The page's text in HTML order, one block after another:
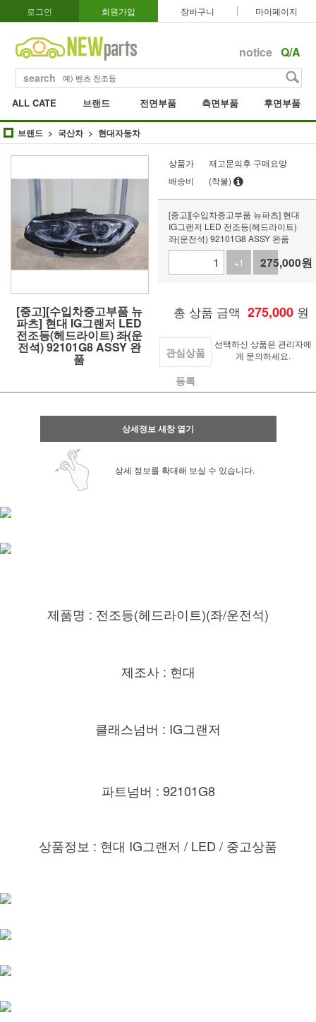
로그인 회원가입 장바구니 마이페이지
notice Q/A
search
ALL CATE 브랜드 전면부품 측면부품 후면부품
브랜드 국산차 현대자동차
[중고][수입차중고부품 뉴
파츠] 현대 IG그랜저 LED
전조등(헤드라이트) 좌(운
전석) 92101G8 ASSY 완
품
상품가
재고문의후 구매요망
배송비
(착불)
[중고][수입차중고부품 뉴파츠] 현대
IG그랜저 LED 전조등(헤드라이트)
좌(운전석) 92101G8 ASSY 완품
+1
-1
275,000원
총 상품 금액 275,000 원
관심상품
등록
선택하신 상품은 관리자에
게 문의하세요.
상세정보 새창 열기
상세 정보를 확대해 보실 수 있습니다.
제품명 : 전조등(헤드라이트)(좌/운전석)
제조사 : 현대
클래스넘버 : IG그랜저
파트넘버 : 92101G8
상품정보 : 현대 IG그랜저 / LED / 중고상품